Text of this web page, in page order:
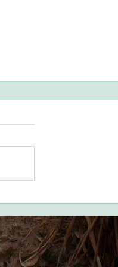
3 de octubre
le dijo uno: «Te...